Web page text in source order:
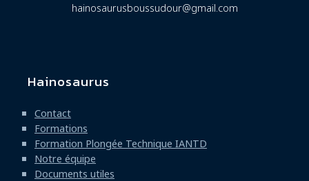
hainosaurusboussudour@gmail.com
Navigation
principale
Hainosaurus
Contact
Formations
Formation Plongée Technique IANTD
Notre équipe
Documents utiles